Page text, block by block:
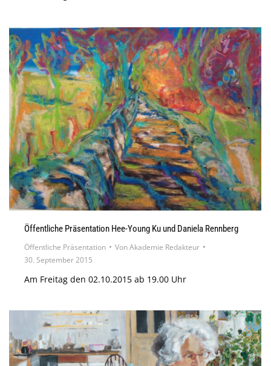
Öffentliche Präsentation Hee-Young Ku und Daniela Rennberg
Öffentliche Präsentation VonAkademie Redakteur
30. September 2015
Am Freitag den 02.10.2015 ab 19.00 Uhr